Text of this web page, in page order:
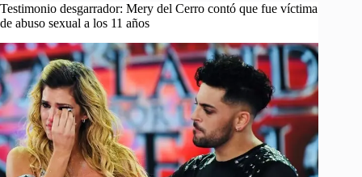
Testimonio desgarrador: Mery del Cerro contó que fue víctima
de abuso sexual a los 11 años